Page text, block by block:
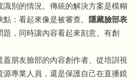
別的情況。傳統的解決方案是模糊
：看起來像是被審查。 隱藏臉部表
題，同時讓內容看起來刻意、有創
朋友臉部的內容創作者、從培訓視
專業人員，還是保護自己在直播鏡